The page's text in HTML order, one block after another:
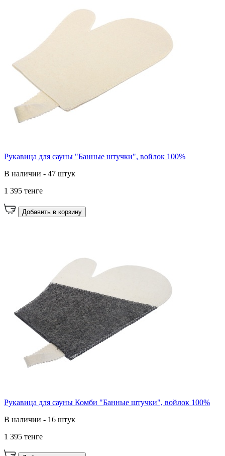
Рукавица для сауны "Банные штучки", войлок 100%
В наличии - 47 штук
1 395 тенге
Добавить в корзину
Рукавица для сауны Комби "Банные штучки", войлок 100%
В наличии - 16 штук
1 395 тенге